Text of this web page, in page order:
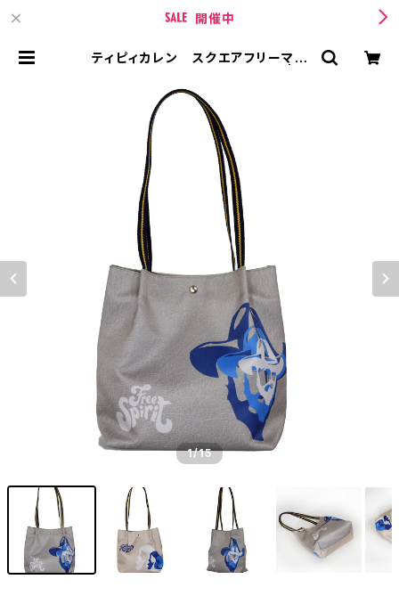
開催中
ティピィカレン スクエアフリーマン
PICURREN【ティピィカレン 】 BA
SE店
1/15